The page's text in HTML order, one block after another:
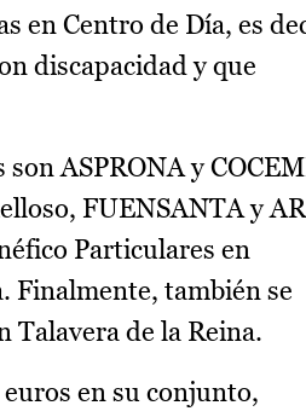
en Centro de Día, es
discapacidad y que
ASPRONA y
FUENSANTA y
Particulares en
Finalmente, también se
Talavera de la Reina.
en su conjunto,